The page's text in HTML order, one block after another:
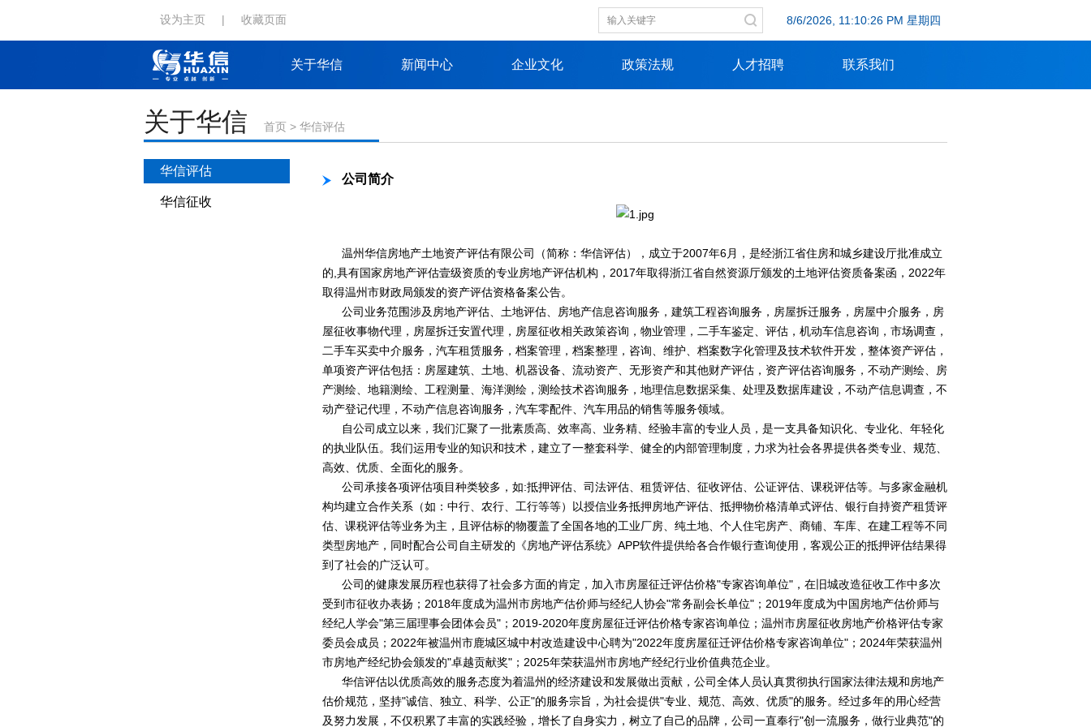
设为主页 | 收藏页面 8/6/2026, 11:10:26 PM 星期四
关于华信 新闻中心 企业文化 政策法规 人才招聘 联系我们
关于华信 首页 > 华信评估
华信评估
华信征收
公司简介
温州华信房地产土地资产评估有限公司（简称：华信评估），成立于2007年6月，是经浙江省住房和城乡建设厅批准成立
的,具有国家房地产评估壹级资质的专业房地产评估机构，2017年取得浙江省自然资源厅颁发的土地评估资质备案函，2022年
取得温州市财政局颁发的资产评估资格备案公告。
公司业务范围涉及房地产评估、土地评估、房地产信息咨询服务，建筑工程咨询服务，房屋拆迁服务，房屋中介服务，房
屋征收事物代理，房屋拆迁安置代理，房屋征收相关政策咨询，物业管理，二手车鉴定、评估，机动车信息咨询，市场调查，
二手车买卖中介服务，汽车租赁服务，档案管理，档案整理，咨询、维护、档案数字化管理及技术软件开发，整体资产评估，
单项资产评估包括：房屋建筑、土地、机器设备、流动资产、无形资产和其他财产评估，资产评估咨询服务，不动产测绘、房
产测绘、地籍测绘、工程测量、海洋测绘，测绘技术咨询服务，地理信息数据采集、处理及数据库建设，不动产信息调查，不
动产登记代理，不动产信息咨询服务，汽车零配件、汽车用品的销售等服务领域。
自公司成立以来，我们汇聚了一批素质高、效率高、业务精、经验丰富的专业人员，是一支具备知识化、专业化、年轻化
的执业队伍。我们运用专业的知识和技术，建立了一整套科学、健全的内部管理制度，力求为社会各界提供各类专业、规范、
高效、优质、全面化的服务。
公司承接各项评估项目种类较多，如:抵押评估、司法评估、租赁评估、征收评估、公证评估、课税评估等。与多家金融机
构均建立合作关系（如：中行、农行、工行等等）以授信业务抵押房地产评估、抵押物价格清单式评估、银行自持资产租赁评
估、课税评估等业务为主，且评估标的物覆盖了全国各地的工业厂房、纯土地、个人住宅房产、商铺、车库、在建工程等不同
类型房地产，同时配合公司自主研发的《房地产评估系统》APP软件提供给各合作银行查询使用，客观公正的抵押评估结果得
到了社会的广泛认可。
公司的健康发展历程也获得了社会多方面的肯定，加入市房屋征迁评估价格"专家咨询单位"，在旧城改造征收工作中多次
受到市征收办表扬；2018年度成为温州市房地产估价师与经纪人协会"常务副会长单位"；2019年度成为中国房地产估价师与
经纪人学会"第三届理事会团体会员"；2019-2020年度房屋征迁评估价格专家咨询单位；温州市房屋征收房地产价格评估专家
委员会成员；2022年被温州市鹿城区城中村改造建设中心聘为"2022年度房屋征迁评估价格专家咨询单位"；2024年荣获温州
市房地产经纪协会颁发的"卓越贡献奖"；2025年荣获温州市房地产经纪行业价值典范企业。
华信评估以优质高效的服务态度为着温州的经济建设和发展做出贡献，公司全体人员认真贯彻执行国家法律法规和房地产
估价规范，坚持"诚信、独立、科学、公正"的服务宗旨，为社会提供"专业、规范、高效、优质"的服务。经过多年的用心经营
及努力发展，不仅积累了丰富的实践经验，增长了自身实力，树立了自己的品牌，公司一直奉行"创一流服务，做行业典范"的